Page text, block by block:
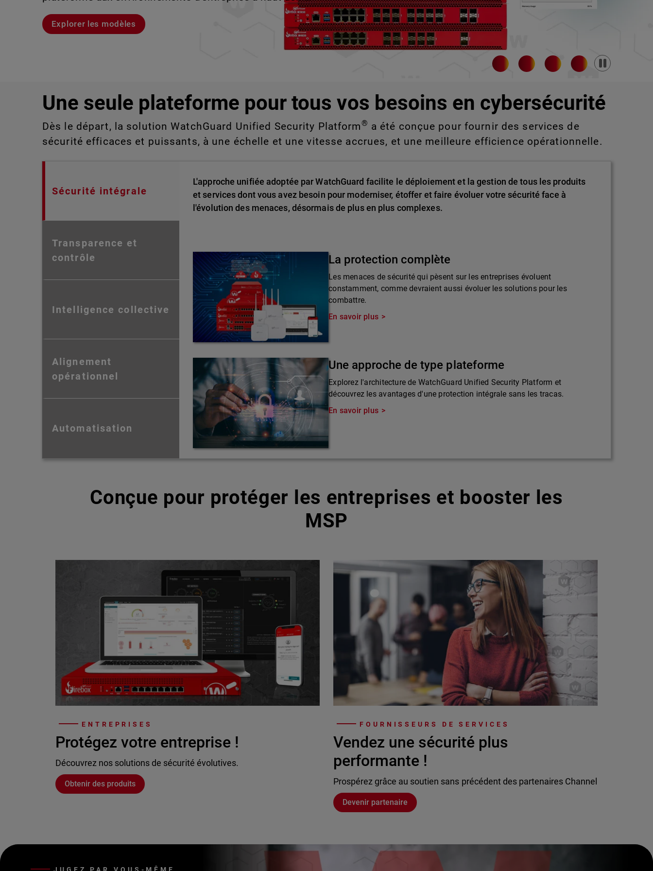
Explorer les modèles
aux technologies de l'information que vous ne pouvez pas
détecter ou gérer manuellement à grande échelle.
Voici Rai
Découvrez WatchGuard EDR
Pause
Une seule plateforme pour tous vos besoins en cybersécurité
Dès le départ, la solution WatchGuard Unified Security Platform® a été conçue pour fournir des services de
sécurité efficaces et puissants, à une échelle et une vitesse accrues, et une meilleure efficience opérationnelle.
Sécurité intégrale
Transparence et
contrôle
Intelligence collective
Alignement
opérationnel
Automatisation
L'approche unifiée adoptée par WatchGuard facilite le déploiement et la gestion de tous les produits
et services dont vous avez besoin pour moderniser, étoffer et faire évoluer votre sécurité face à
l'évolution des menaces, désormais de plus en plus complexes.
La protection complète
Les menaces de sécurité qui pèsent sur les entreprises évoluent
constamment, comme devraient aussi évoluer les solutions pour les
combattre.
En savoir plus
Une approche de type plateforme
Explorez l'architecture de WatchGuard Unified Security Platform et
découvrez les avantages d'une protection intégrale sans les tracas.
En savoir plus
Conçue pour protéger les entreprises et booster les
MSP
ENTREPRISES
Protégez votre entreprise !
Découvrez nos solutions de sécurité évolutives.
Obtenir des produits
FOURNISSEURS DE SERVICES
Vendez une sécurité plus
performante !
Prospérez grâce au soutien sans précédent des partenaires Channel
Devenir partenaire